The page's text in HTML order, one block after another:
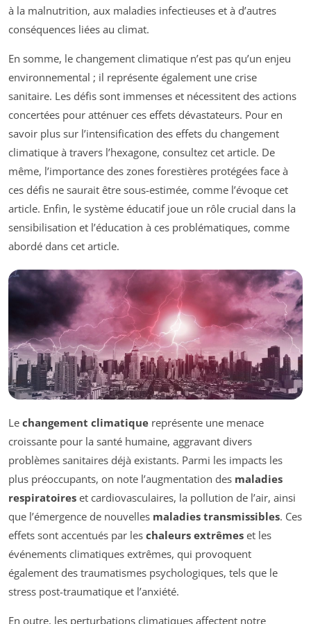
à la malnutrition, aux maladies infectieuses et à d’autres
conséquences liées au climat.
En somme, le changement climatique n’est pas qu’un enjeu
environnemental ; il représente également une crise
sanitaire. Les défis sont immenses et nécessitent des actions
concertées pour atténuer ces effets dévastateurs. Pour en
savoir plus sur l’intensification des effets du changement
climatique à travers l’hexagone, consultez cet article. De
même, l’importance des zones forestières protégées face à
ces défis ne saurait être sous-estimée, comme l’évoque cet
article. Enfin, le système éducatif joue un rôle crucial dans la
sensibilisation et l’éducation à ces problématiques, comme
abordé dans cet article.
Le changement climatique représente une menace
croissante pour la santé humaine, aggravant divers
problèmes sanitaires déjà existants. Parmi les impacts les
plus préoccupants, on note l’augmentation des maladies
respiratoires et cardiovasculaires, la pollution de l’air, ainsi
que l’émergence de nouvelles maladies transmissibles. Ces
effets sont accentués par les chaleurs extrêmes et les
événements climatiques extrêmes, qui provoquent
également des traumatismes psychologiques, tels que le
stress post-traumatique et l’anxiété.
En outre, les perturbations climatiques affectent notre